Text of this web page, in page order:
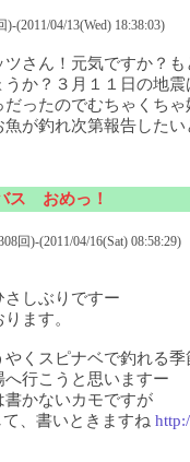
)-(2011/04/13(Wed) 18:38:03)
さん！元気ですか？も
か？３月１１日の地
ったのでむちゃくち
が釣れ次第報告した
ス おめっ！
回)-(2011/04/16(Sat) 08:58:29)
しぶりですー
ます。
くスピナベで釣れる季
行こうと思いますー
かないカモですが
て、書いときますね